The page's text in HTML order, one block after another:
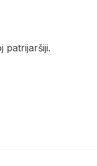
patrijaršiji.